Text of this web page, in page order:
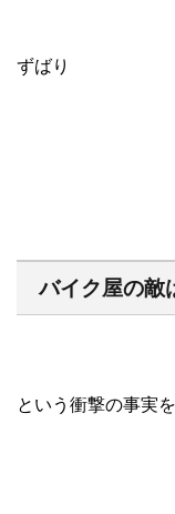
ずばり
バイク屋の敵
という衝撃の事実